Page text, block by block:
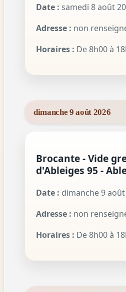
Date : samedi 8 août
Adresse : non
Horaires : De 8h00 à
dimanche 9 août 2026
Brocante - Vide
d'Ableiges 95 -
Date : dimanche 9
Adresse : non
Horaires : De 8h00 à